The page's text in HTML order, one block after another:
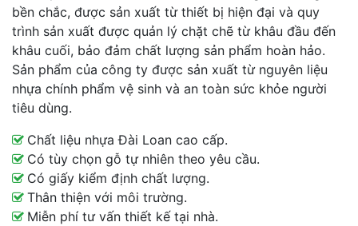
bền chắc, được sản xuất từ thiết bị hiện đại và quy
trình sản xuất được quản lý chặt chẽ từ khâu đầu đến
khâu cuối, bảo đảm chất lượng sản phẩm hoàn hảo.
Sản phẩm của công ty được sản xuất từ nguyên liệu
nhựa chính phẩm vệ sinh và an toàn sức khỏe người
tiêu dùng.
Chất liệu nhựa Đài Loan cao cấp.
Có tùy chọn gỗ tự nhiên theo yêu cầu.
Có giấy kiểm định chất lượng.
Thân thiện với môi trường.
Miễn phí tư vấn thiết kế tại nhà.